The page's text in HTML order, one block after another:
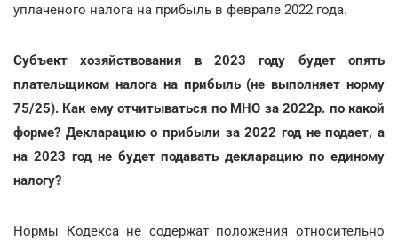
уплаченого налога на прибыль в феврале 2022 года.
Субъект хозяйствования в 2023 году будет опять
плательщиком налога на прибыль (не выполняет норму
75/25). Как ему отчитываться по МНО за 2022р. по какой
форме? Декларацию о прибыли за 2022 год не подает, а
на 2023 год не будет подавать декларацию по единому
налогу?
Нормы Кодекса не содержат положения относительно